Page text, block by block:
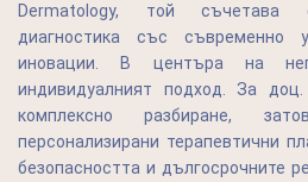
Dermatology, той съчетава
диагностика със съвременно
иновации. В центъра на
индивидуалният подход. За
комплексно разбиране,
персонализирани терапевтични
безопасността и дългосрочните